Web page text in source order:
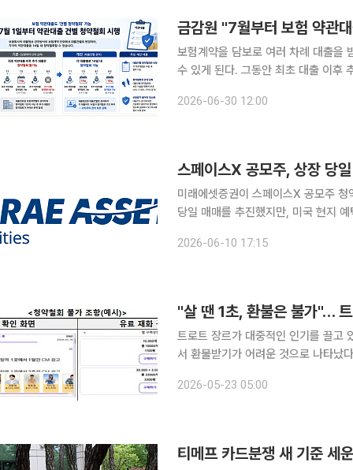
금감원 "7월부터 보험 약관
보험계약을 담보로 여러 차례 대출을
수 있게 된다. 그동안 최초 대출 이후
식을 보험계약 단위에서 대출건별로
2026-06-30 12:00
스페이스X 공모주, 상장 당
미래에셋증권이 스페이스X 공모주
당일 매매를 추진했지만, 미국 현지
에 따르면 미래에셋증권은 이날 스페
2026-06-10 17:15
"살 땐 1초, 환불은 불가"…
트로트 장르가 대중적인 인기를 끌고
서 환불받기가 어려운 것으로 나타났다. 한국소비자원이 주요 트로트 팬덤 투표 앱 3개 사인
2026-05-23 05:00
티메프 카드분쟁 새 기준 세